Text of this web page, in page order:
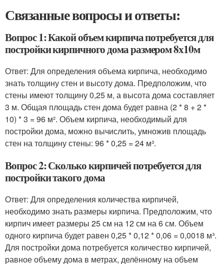
Связанные вопросы и ответы:
Вопрос 1: Какой объем кирпича потребуется для
постройки кирпичного дома размером 8х10м
Ответ: Для определения объема кирпича, необходимо
знать толщину стен и высоту дома. Предположим, что
стены имеют толщину 0,25 м, а высота дома составляет
3 м. Общая площадь стен дома будет равна (2 * 8 + 2 *
10) * 3 = 96 м². Объем кирпича, необходимый для
постройки дома, можно вычислить, умножив площадь
стен на толщину стены: 96 * 0,25 = 24 м³.
Вопрос 2: Сколько кирпичей потребуется для
постройки такого дома
Ответ: Для определения количества кирпичей,
необходимо знать размеры кирпича. Предположим, что
кирпич имеет размеры 25 см на 12 см на 6 см. Объем
одного кирпича будет равен 0,25 * 0,12 * 0,06 = 0,0018 м³.
Для постройки дома потребуется количество кирпичей,
равное объему дома в метрах, делённому на объем